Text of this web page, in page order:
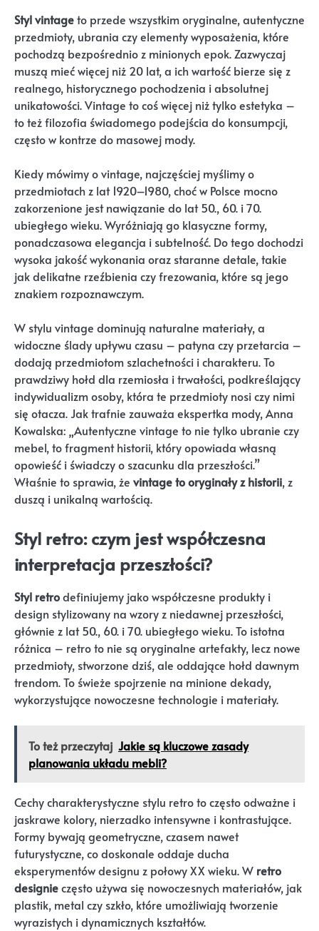
Styl vintageto przede wszystkim oryginalne, autentyczne
przedmioty, ubrania czy elementy wyposażenia, które
pochodzą bezpośrednio z minionych epok. Zazwyczaj
muszą mieć więcej niż 20 lat, a ich wartość bierze się z
realnego, historycznego pochodzenia i absolutnej
unikatowości. Vintage to coś więcej niż tylko estetyka –
to też filozofia świadomego podejścia do konsumpcji,
często w kontrze do masowej mody.
Kiedy mówimy o vintage, najczęściej myślimy o
przedmiotach z lat 1920–1980, choć w Polsce mocno
zakorzenione jest nawiązanie do lat 50., 60. i 70.
ubiegłego wieku. Wyróżniają go klasyczne formy,
ponadczasowa elegancja i subtelność. Do tego dochodzi
wysoka jakość wykonania oraz staranne detale, takie
jak delikatne rzeźbienia czy frezowania, które są jego
znakiem rozpoznawczym.
W stylu vintage dominują naturalne materiały, a
widoczne ślady upływu czasu – patyna czy przetarcia –
dodają przedmiotom szlachetności i charakteru. To
prawdziwy hołd dla rzemiosła i trwałości, podkreślający
indywidualizm osoby, która te przedmioty nosi czy nimi
się otacza. Jak trafnie zauważa ekspertka mody, Anna
Kowalska: „Autentyczne vintage to nie tylko ubranie czy
mebel, to fragment historii, który opowiada własną
opowieść i świadczy o szacunku dla przeszłości.”
Właśnie to sprawia, że vintage to oryginały z historii, z
duszą i unikalną wartością.
Styl retro: czym jest współczesna
interpretacja przeszłości?
Styl retrodefiniujemy jako współczesne produkty i
design stylizowany na wzory z niedawnej przeszłości,
głównie z lat 50., 60. i 70. ubiegłego wieku. To istotna
różnica – retro to nie są oryginalne artefakty, lecz nowe
przedmioty, stworzone dziś, ale oddające hołd dawnym
trendom. To świeże spojrzenie na minione dekady,
wykorzystujące nowoczesne technologie i materiały.
To też przeczytaj Jakie są kluczowe zasady
planowania układu mebli?
Cechy charakterystyczne stylu retro to często odważne i
jaskrawe kolory, nierzadko intensywne i kontrastujące.
Formy bywają geometryczne, czasem nawet
futurystyczne, co doskonale oddaje ducha
eksperymentów designu z połowy XX wieku. W retro
designieczęsto używa się nowoczesnych materiałów, jak
plastik, metal czy szkło, które umożliwiają tworzenie
wyrazistych i dynamicznych kształtów.